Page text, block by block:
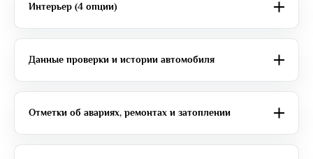
Интерьер (4 опции)
Данные проверки и истории автомобиля
Отметки об авариях, ремонтах и затоплении